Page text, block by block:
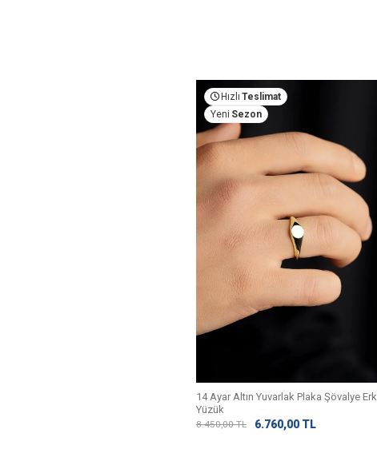
Hızlı Teslimat
Yeni Sezon
14 Ayar Altın Yuvarlak Plaka Şövalye
Yüzük
8.450,00TL 6.760,00 TL